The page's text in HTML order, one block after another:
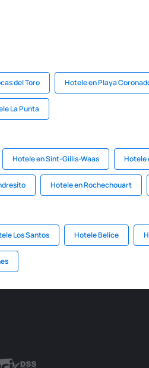
del Toro Hotele en Playa
La Punta
Hotele en Sint-Gillis-Waas Hotele
Hotele en Rochechouart
Los Santos Hotele Belice